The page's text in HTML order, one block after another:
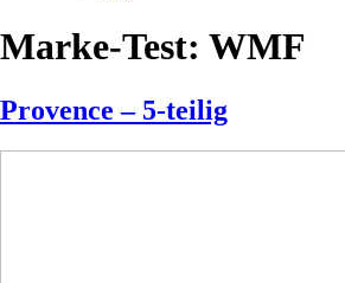
Marke-Test: WMF
Provence – 5-teilig